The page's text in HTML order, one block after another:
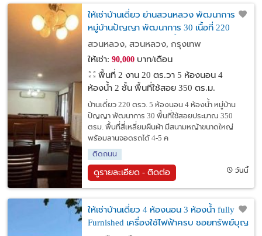
ให้เช่าบ้านเดี่ยว ย่านสวนหลวง พัฒนาการ
หมู่บ้านปัญญา พัฒนาการ 30 เนื้อที่ 220
ตรว. 5 ห้องนอน 4 ห้องน้ำ 2ห้องแม่บ้าน
สวนหลวง, สวนหลวง, กรุงเทพ
ให้เช่า: 90,000บาท/เดือน
พื้นที่ 2 งาน 20 ตร.วา 5 ห้องนอน 4
ห้องน้ำ 2 ชั้น พื้นที่ใช้สอย 350 ตร.ม.
บ้านเดี่ยว 220 ตรว. 5 ห้องนอน 4 ห้องน้ำ หมู่บ้าน
ปัญญา พัฒนาการ 30 พื้นที่ใช้สอยประมาณ 350
ตรม. พื้นที่สี่เหลี่ยมผืนผ้า มีสนามหญ้าขนาดใหญ่
พร้อมลานจอดรถได้ 4-5 ค
ติดถนน
ดูรายละเอียด - ติดต่อ วันนี้
ให้เช่าบ้านเดี่ยว 4 ห้องนอน 3 ห้องน้ำ fully
Furnished เครื่องใช้ไฟฟ้าครบ ซอยทรัพย์บุญ